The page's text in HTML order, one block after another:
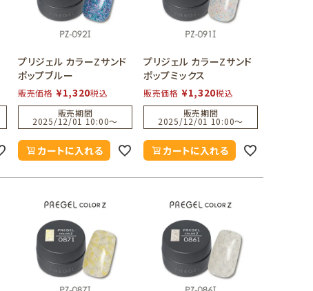
プリジェル カラーZサンド
ポップブルー
販売価格 ¥1,320税込
販売期間
2025/12/01 10:00〜
カートに入れる
プリジェル カラーZサンド
ポップミックス
販売価格 ¥1,320税込
販売期間
2025/12/01 10:00〜
カートに入れる